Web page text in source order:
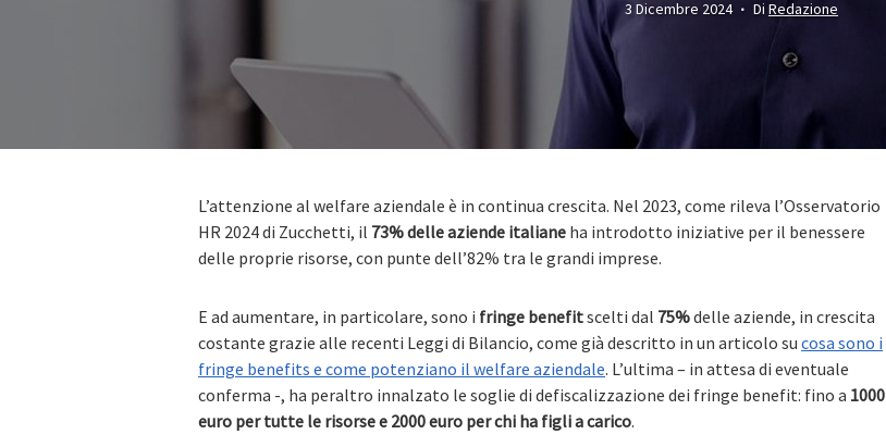
3 Dicembre 2024 Di Redazione
L’attenzione al welfare aziendale è in continua crescita. Nel 2023, come rileva l’Osservatorio
HR 2024 di Zucchetti, il 73% delle aziende italiane ha introdotto iniziative per il benessere
delle proprie risorse, con punte dell’82% tra le grandi imprese.
E ad aumentare, in particolare, sono i fringe benefitscelti dal 75%delle aziende, in crescita
costante grazie alle recenti Leggi di Bilancio, come già descritto in un articolo su cosa sono i
fringe benefits e come potenziano il welfare aziendale. L’ultima – in attesa di eventuale
conferma -, ha peraltro innalzato le soglie di defiscalizzazione dei fringe benefit: fino a 1000
euro per tutte le risorse e 2000 euro per chi ha figli a carico.